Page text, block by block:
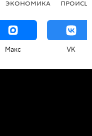
ЭКОНОМИКА
Макс VK